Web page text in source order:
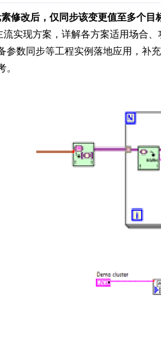
修改后，仅同步该变更值至多个目
流实现方案，详解各方案适用场合
参数同步等工程实例落地应用，补
。